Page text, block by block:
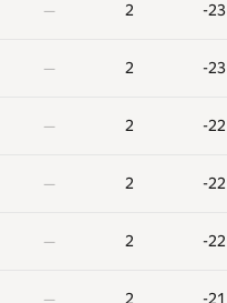
— 2 -23
— 2 -23
— 2 -22
— 2 -22
— 2 -22
— 2 -21